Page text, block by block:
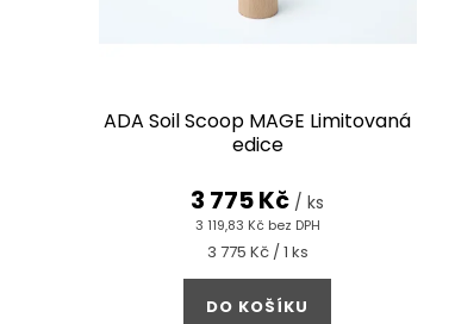
ADA Soil Scoop MAGE Limitovaná
edice
3 119,83 Kč bez DPH
3 775 Kč / ks
Měrná
cena:
3 775 Kč / 1 ks
DO KOŠÍKU